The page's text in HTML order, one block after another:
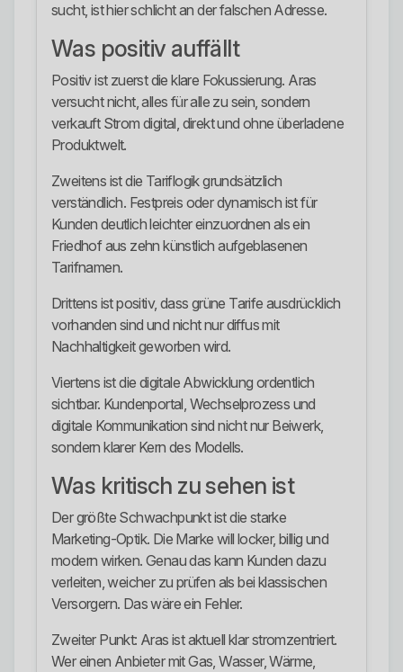
sucht, ist hier schlicht an der falschen Adresse.
Was positiv auffällt
Positiv ist zuerst die klare Fokussierung. Aras
versucht nicht, alles für alle zu sein, sondern
verkauft Strom digital, direkt und ohne überladene
Produktwelt.
Zweitens ist die Tariflogik grundsätzlich
verständlich. Festpreis oder dynamisch ist für
Kunden deutlich leichter einzuordnen als ein
Friedhof aus zehn künstlich aufgeblasenen
Tarifnamen.
Drittens ist positiv, dass grüne Tarife ausdrücklich
vorhanden sind und nicht nur diffus mit
Nachhaltigkeit geworben wird.
Viertens ist die digitale Abwicklung ordentlich
sichtbar. Kundenportal, Wechselprozess und
digitale Kommunikation sind nicht nur Beiwerk,
sondern klarer Kern des Modells.
Was kritisch zu sehen ist
Der größte Schwachpunkt ist die starke
Marketing-Optik. Die Marke will locker, billig und
modern wirken. Genau das kann Kunden dazu
verleiten, weicher zu prüfen als bei klassischen
Versorgern. Das wäre ein Fehler.
Zweiter Punkt: Aras ist aktuell klar stromzentriert.
Wer einen Anbieter mit Gas, Wasser, Wärme,